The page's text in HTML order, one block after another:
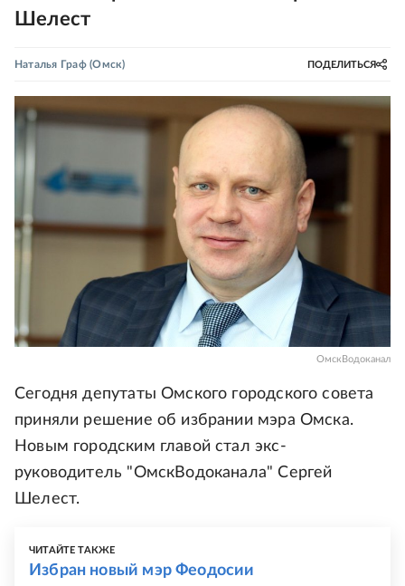
Шелест
Наталья Граф(Омск) ПОДЕЛИТЬСЯ
ОмскВодоканал
Сегодня депутаты Омского городского совета
приняли решение об избрании мэра Омска.
Новым городским главой стал экс-
руководитель "ОмскВодоканала" Сергей
Шелест.
ЧИТАЙТЕ ТАКЖЕ
Избран новый мэр Феодосии